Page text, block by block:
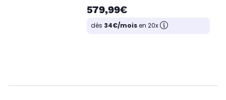
579,99€
dès 34€/moisen 20x